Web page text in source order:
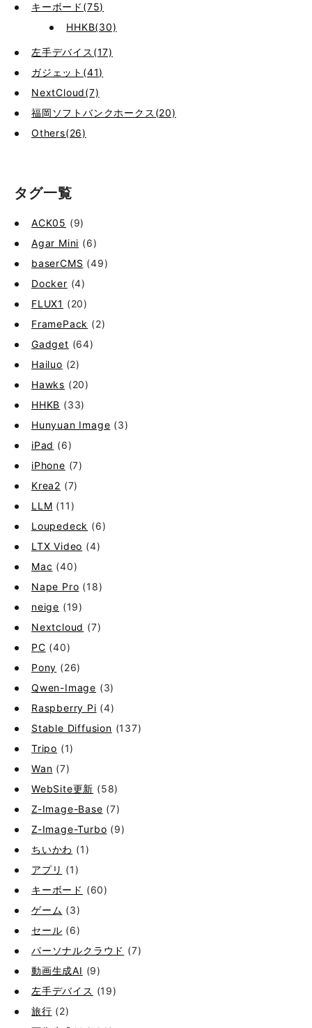
キーボード(75)
HHKB(30)
左手デバイス(17)
ガジェット(41)
NextCloud(7)
福岡ソフトバンクホークス(20)
Others(26)
タグ一覧
ACK05 (9)
Agar Mini (6)
baserCMS (49)
Docker (4)
FLUX1 (20)
FramePack (2)
Gadget (64)
Hailuo (2)
Hawks (20)
HHKB (33)
Hunyuan Image (3)
iPad (6)
iPhone (7)
Krea2 (7)
LLM (11)
Loupedeck (6)
LTX Video (4)
Mac (40)
Nape Pro (18)
neige (19)
Nextcloud (7)
PC (40)
Pony (26)
Qwen-Image (3)
Raspberry Pi (4)
Stable Diffusion (137)
Tripo (1)
Wan (7)
WebSite更新 (58)
Z-Image-Base (7)
Z-Image-Turbo (9)
ちいかわ (1)
アプリ (1)
キーボード (60)
ゲーム (3)
セール (6)
パーソナルクラウド (7)
動画生成AI (9)
左手デバイス (19)
旅行 (2)